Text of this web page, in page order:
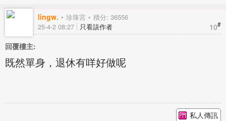
lingw. 珍珠宮 積分: 36556
10#
25-4-2 08:27 只看該作者
回覆樓主:
既然單身，退休有咩好做呢
私人傳訊